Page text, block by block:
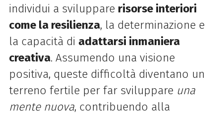
individui a sviluppare risorse interiori
come la resilienza, la determinazione e
la capacità di adattarsi inmaniera
creativa. Assumendo una visione
positiva, queste difficoltà diventano un
terreno fertile per far sviluppare una
mente nuova, contribuendo alla